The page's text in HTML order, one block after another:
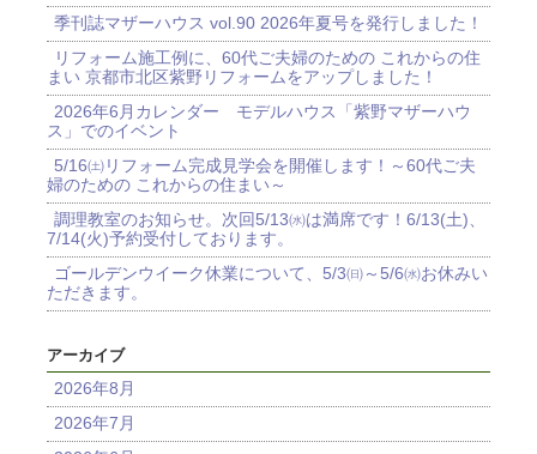
季刊誌マザーハウス vol.90 2026年夏号を発行しました！
リフォーム施工例に、60代ご夫婦のための これからの住
まい 京都市北区紫野リフォームをアップしました！
2026年6月カレンダー モデルハウス「紫野マザーハウ
ス」でのイベント
5/16㈯リフォーム完成見学会を開催します！～60代ご夫
婦のための これからの住まい～
調理教室のお知らせ。次回5/13㈬は満席です！6/13(土)、
7/14(火)予約受付しております。
ゴールデンウイーク休業について、5/3㈰～5/6㈬お休みい
ただきます。
アーカイブ
2026年8月
2026年7月